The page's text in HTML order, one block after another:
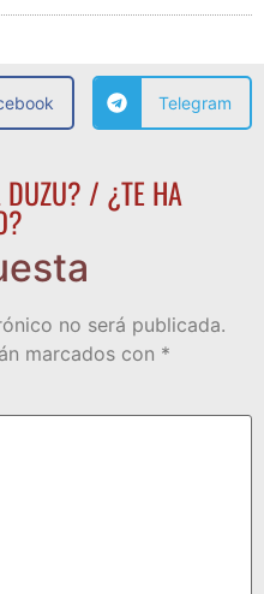
Telegram
DUZU? / ¿TE HA
no será publicada.
marcados con *